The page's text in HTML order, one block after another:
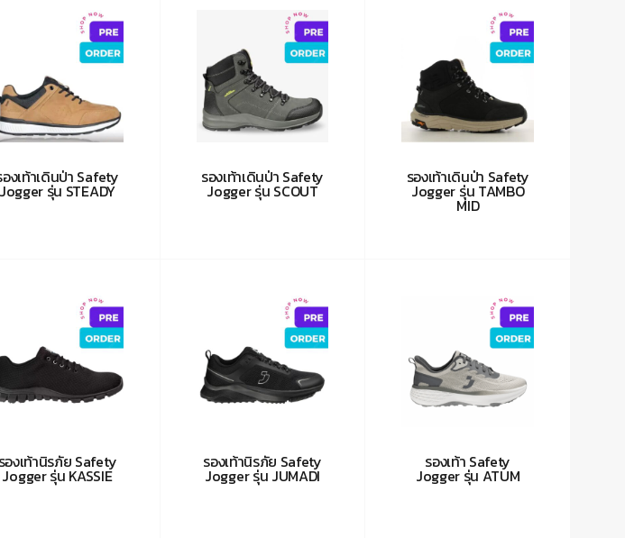
องเท้าเดินป่า Safety
Jogger รุ่น STEADY
รองเท้าเดินป่า Safety
Jogger รุ่น SCOUT
รองเท้าเดินป่า Safety
Jogger รุ่น TAMBO
MID
รองเท้านิรภัย Safety
Jogger รุ่น KASSIE
รองเท้านิรภัย Safety
Jogger รุ่น JUMADI
รองเท้า Safety
Jogger รุ่น ATUM